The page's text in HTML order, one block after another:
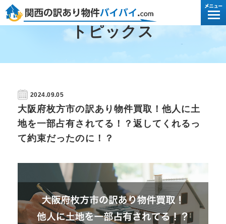
トピックス
2024.09.05
大阪府枚方市の訳あり物件買取！他人に土
地を一部占有されてる！？返してくれるっ
て約束だったのに！？